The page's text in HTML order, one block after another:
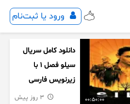
ورود یا ثبت‌نام
00:50:00
دانلود کامل سریال
سیلو فصل ۱ با
زیرنویس فارسی